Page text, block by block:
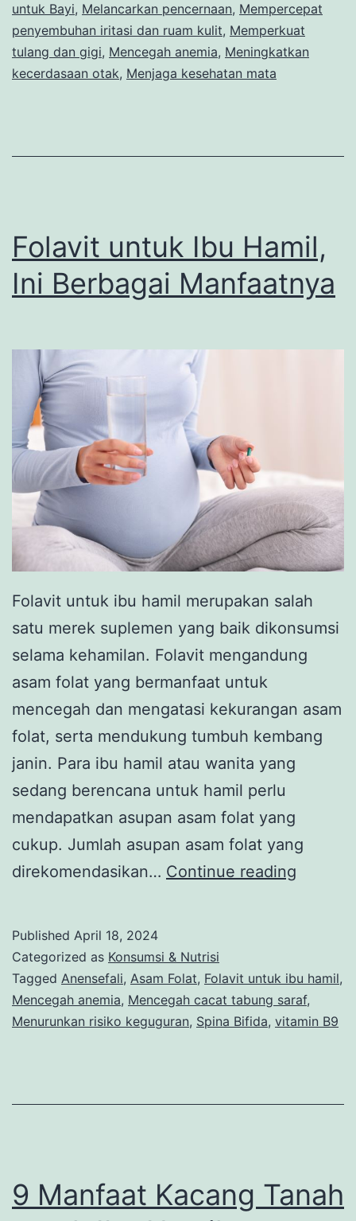
Bayi
yang
Menyehatkan
untuk Bayi, Melancarkan pencernaan, Mempercepat
penyembuhan iritasi dan ruam kulit, Memperkuat
tulang dan gigi, Mencegah anemia, Meningkatkan
kecerdasaan otak, Menjaga kesehatan mata
Folavit untuk Ibu Hamil,
Ini Berbagai Manfaatnya
Folavit untuk ibu hamil merupakan salah
satu merek suplemen yang baik dikonsumsi
selama kehamilan. Folavit mengandung
asam folat yang bermanfaat untuk
mencegah dan mengatasi kekurangan asam
folat, serta mendukung tumbuh kembang
janin. Para ibu hamil atau wanita yang
sedang berencana untuk hamil perlu
mendapatkan asupan asam folat yang
cukup. Jumlah asupan asam folat yang
direkomendasikan… Continue reading
Ini
Published April 18, 2024
Categorized as Konsumsi & Nutrisi
Tagged Anensefali, Asam Folat, Folavit untuk ibu hamil,
Mencegah anemia, Mencegah cacat tabung saraf,
Menurunkan risiko keguguran, Spina Bifida, vitamin B9
9 Manfaat Kacang Tanah